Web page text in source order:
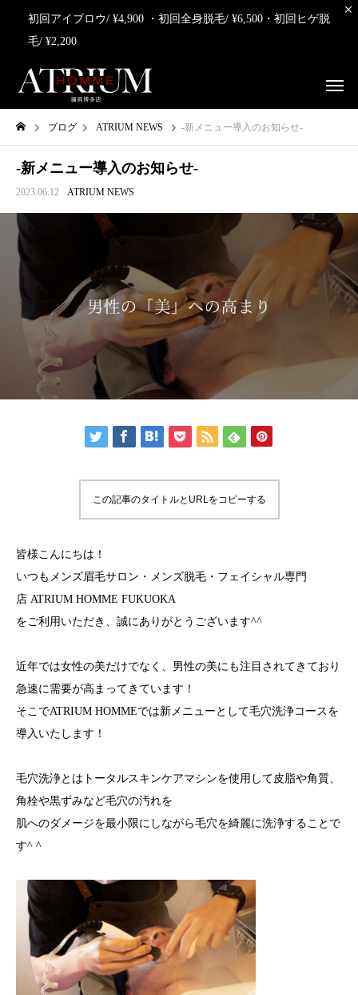
初回アイブロウ/ ¥4,900 ・初回全身脱毛/ ¥6,500・初回ヒゲ脱
毛/ ¥2,200
ブログ ATRIUM NEWS -新メニュー導入のお知らせ-
-新メニュー導入のお知らせ-
2023.06.12 ATRIUM NEWS
この記事のタイトルとURLをコピーする
皆様こんにちは！
いつもメンズ眉毛サロン・メンズ脱毛・フェイシャル専門
店 ATRIUM HOMME FUKUOKA
をご利用いただき、誠にありがとうございます^^
近年では女性の美だけでなく、男性の美にも注目されてきており
急速に需要が高まってきています！
そこでATRIUM HOMMEでは新メニューとして毛穴洗浄コースを
導入いたします！
毛穴洗浄とはトータルスキンケアマシンを使用して皮脂や角質、
角栓や黒ずみなど毛穴の汚れを
肌へのダメージを最小限にしながら毛穴を綺麗に洗浄することで
す^ ^